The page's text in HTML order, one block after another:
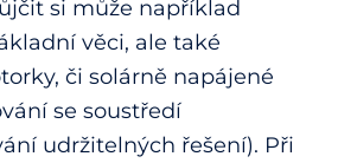
si může například
věci, ale také
či solárně napájené
se soustředí
udržitelných řešení). Při